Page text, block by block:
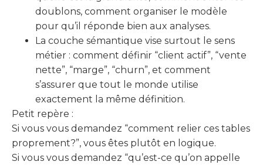
doublons, comment organiser le modèle
pour qu’il réponde bien aux analyses.
La couche sémantique vise surtout le sens
métier : comment définir “client actif”, “vente
nette”, “marge”, “churn”, et comment
s’assurer que tout le monde utilise
exactement la même définition.
Petit repère :
Si vous vous demandez “comment relier ces tables
proprement?”, vous êtes plutôt en logique.
Si vous vous demandez “qu’est-ce qu’on appelle